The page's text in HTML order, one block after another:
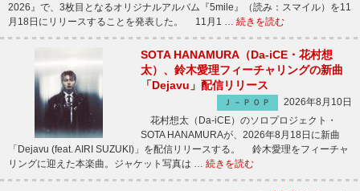
2026』で、3枚目となるオリジナルアルバム『5mile』（読み：スマイル）を11
月18日にリリースすることを発表した。 11月1 … 続きを読む
SOTA HANAMURA（Da-iCE・花村想
太）、鈴木愛理フィーチャリングの新曲
「Dejavu」配信リリース
Ｊ－ＰＯＰ
2026年8月10日
花村想太（Da-iCE）のソロプロジェクト・
SOTA HANAMURAが、2026年8月18日に新曲
「Dejavu (feat. AIRI SUZUKI)」を配信リリースする。 鈴木愛理をフィーチャ
リングに迎えた本楽曲。ジャケット写真は … 続きを読む